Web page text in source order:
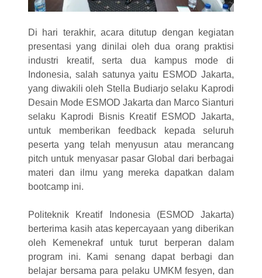
Di hari terakhir, acara ditutup dengan kegiatan
presentasi yang dinilai oleh dua orang praktisi
industri kreatif, serta dua kampus mode di
Indonesia, salah satunya yaitu ESMOD Jakarta,
yang diwakili oleh Stella Budiarjo selaku Kaprodi
Desain Mode ESMOD Jakarta dan Marco Sianturi
selaku Kaprodi Bisnis Kreatif ESMOD Jakarta,
untuk memberikan feedback kepada seluruh
peserta yang telah menyusun atau merancang
pitch untuk menyasar pasar Global dari berbagai
materi dan ilmu yang mereka dapatkan dalam
bootcamp ini.
Politeknik Kreatif Indonesia (ESMOD Jakarta)
berterima kasih atas kepercayaan yang diberikan
oleh Kemenekraf untuk turut berperan dalam
program ini. Kami senang dapat berbagi dan
belajar bersama para pelaku UMKM fesyen, dan